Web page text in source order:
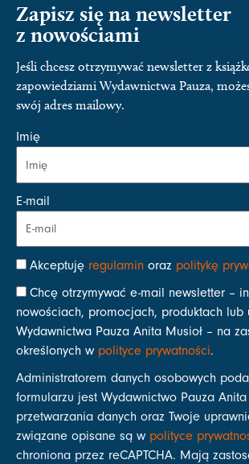
Zapisz się na newsletter
z nowościami
Jeśli chcesz otrzymywać newsletter z
zapowiedziami Wydawnictwa Pauza,
swój adres mailowy.
Imię
E-mail
Akceptuję regulamin oraz politykę
Chcę otrzymywać e-mail newsletter –
nowościach, promocjach, produktach lub
Wydawnictwa Pauza Anita Musioł – na
określonych w polityce prywatności.
Administratorem danych osobowych
formularzu jest Wydawnictwo Pauza
przetwarzania danych oraz Twoje
związane opisane są w polityce
chroniona przez reCAPTCHA. Mają